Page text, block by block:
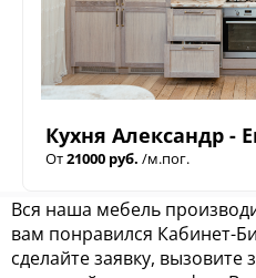
Кухня Александр -
От21000 руб. /м.пог.
Вся наша мебель
вам понравился Кабинет-
сделайте заявку,